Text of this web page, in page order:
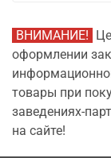
ВНИМАНИЕ!
оформлении
товары при
заведениях-
на сайте!